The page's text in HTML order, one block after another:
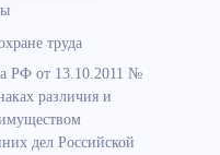
труда
РФ от 13.10.2011 №
различия и
дел Российской